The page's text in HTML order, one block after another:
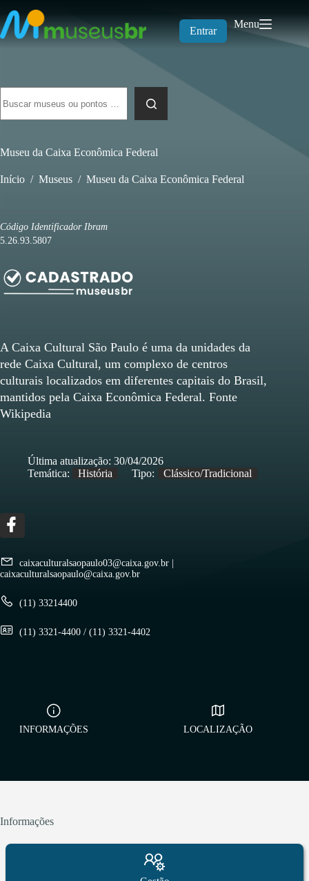
para
o
conteúdo
Entrar
Menu
resultados
Museu da Caixa Econômica Federal
Início / Museus / Museu da Caixa Econômica Federal
Código Identificador Ibram
5.26.93.5807
caixaculturalsaopaulo03@caixa.gov.br
caixaculturalsaopaulo@caixa.gov.br
(11) 33214400
(11) 3321-4400 / (11) 3321-4402
A Caixa Cultural São Paulo é uma da unidades da
rede Caixa Cultural, um complexo de centros
culturais localizados em diferentes capitais do Brasil,
mantidos pela Caixa Econômica Federal. Fonte
Wikipedia
Última atualização: 30/04/2026
Temática:
História Tipo: Clássico/Tradicional
INFORMAÇÕES LOCALIZAÇÃO
Informações